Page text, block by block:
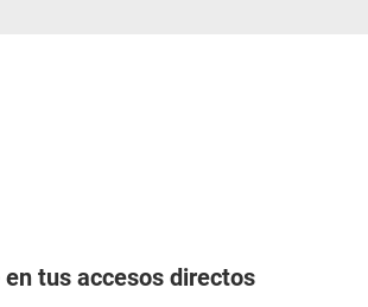
tus accesos directos